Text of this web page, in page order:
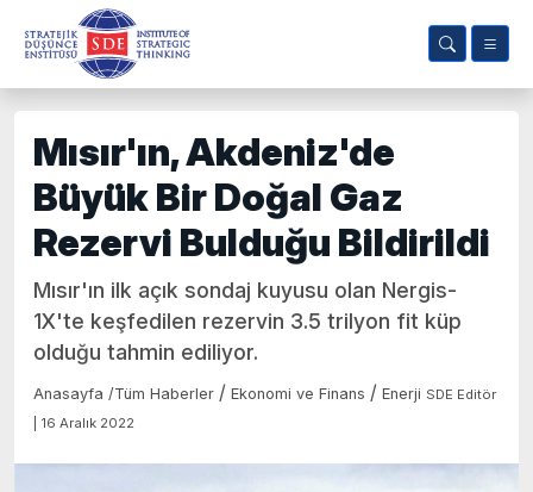
Mısır'ın, Akdeniz'de
Büyük Bir Doğal Gaz
Rezervi Bulduğu Bildirildi
Mısır'ın ilk açık sondaj kuyusu olan Nergis-
1X'te keşfedilen rezervin 3.5 trilyon fit küp
olduğu tahmin ediliyor.
Anasayfa /Tüm Haberler / Ekonomi ve Finans / Enerji SDE Editör
| 16 Aralık 2022